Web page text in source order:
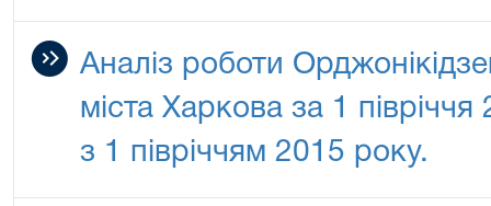
Аналіз роботи
міста Харкова за 1
з 1 півріччям 2015 року.